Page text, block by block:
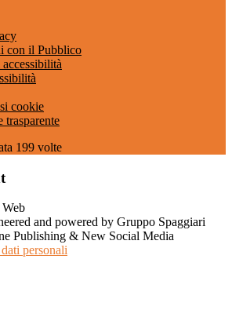
con il Pubblico
cookie
trasparente
199 volte
and powered by Gruppo Spaggiari
Publishing & New Social Media
personali